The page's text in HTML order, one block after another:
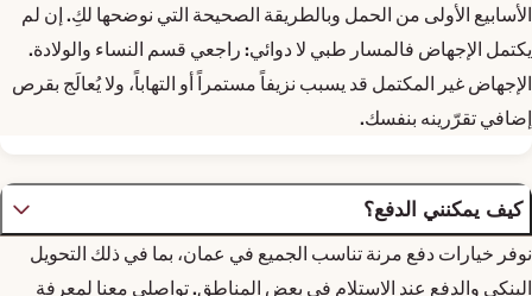
الأسابيع الأولى من الحمل وبالطريقة الصحيحة التي نوضحها لكِ. إن لم
يكتمل الإجهاض فالمسار طبي لا دوائي: راجعي قسم النساء والولادة.
الإجهاض غير المكتمل قد يسبب نزيفاً مستمراً أو التهاباً، ولا يُعالَج بقرص
إضافي تقرّرينه بنفسك.
كيف يمكنني الدفع؟
نوفر خيارات دفع مرنة تناسب الجميع في عمان، بما في ذلك التحويل
البنكي والدفع عند الاستلام في بعض المناطق. تواصلي معنا لمعرفة